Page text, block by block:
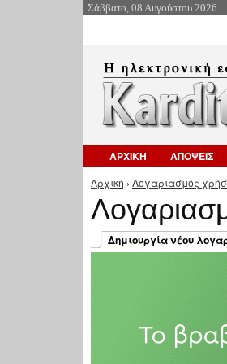
Σάββατο, 08 Αυγούστου 2026
ΑΡΧΙΚΗ ΑΠΟΨΕΙΣ
Είστε εδώ
Αρχική › Λογαριασμός
Πρωτεύουσες
Δημιουργία νέου
(ενεργή καρτέλα)